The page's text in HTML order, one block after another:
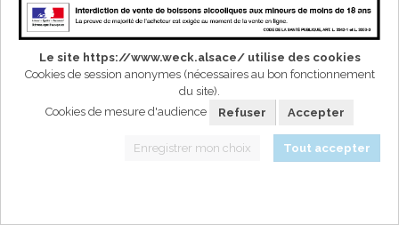
Commande rapide
PDF
Le site https://www.weck.alsace/ utilise des cookies
Cookies de session anonymes (nécessaires au bon fonctionnement
du site).
Cookies de mesure d'audience
Refuser Accepter
Enregistrer mon choix Tout accepter